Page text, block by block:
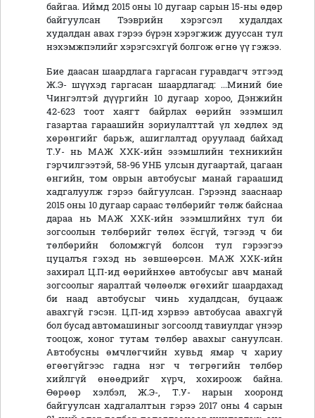
байгаа. Иймд 2015 оны 10 дугаар сарын 15-ны өдөр
байгуулсан Тээврийн хэрэгсэл худалдах
худалдан авах гэрээ бүрэн хэрэгжиж дууссан тул
нэхэмжпэлийг хэрэгсэхгүй болгож өгнө үү гэжээ.
Бие даасан шаардлага гаргасан гуравдагч этгээд
Ж.Э- шүүхэд гаргасан шаардлагад: ...Миний бие
Чингэлтэй дүүргийн 10 дугаар хороо, Дэнжийн
42-623 тоот хаягт байрлах өөрийн эзэмшил
газартаа гараашийн зориулалттай үл хөдлөх эд
хөрөнгийг барьж, ашиглалтад оруулаад байхад
Т.У- нь МАЖ ХХК-ийн эзэмшлийн техникийн
гэрчилгээтэй, 58-96 УНБ улсын дугаартай, цагаан
өнгийн, том оврын автобусыг манай гараашид
хадгалуулж гэрээ байгуулсан. Гэрээнд зааснаар
2015 оны 10 дугаар сараас төлбөрийг төлж байснаа
дараа нь МАЖ ХХК-ийн эзэмшлийнх тул би
зогсоолын төлбөрийг төлөх ёсгүй, тэгээд ч би
төлбөрийн боломжгүй болсон тул гэрээгээ
цуцалъя гэхэд нь зөвшөөрсөн. МАЖ ХХК-ийн
захирал Ц.П-ид өөрийнхөө автобусыг авч манай
зогсоолыг яаралтай чөлөөлж өгөхийг шаардахад
би наад автобусыг чинь худалдсан, буцааж
авахгүй гэсэн. Ц.П-ид хэрвээ автобусаа авахгүй
бол бусад автомашиныг зогсоолд тавиулдаг үнээр
тооцож, хоног тутам төлбөр авахыг сануулсан.
Автобусны өмчлөгчийн хувьд ямар ч хариу
өгөөгүйгээс гадна нэг ч төгрөгийн төлбөр
хийлгүй өнөөдрийг хүрч, хохироож байна.
Өөрөөр хэлбэл, Ж.Э-, Т.У- нарын хооронд
байгуулсан хадгалалтын гэрээ 2017 оны 4 сарын